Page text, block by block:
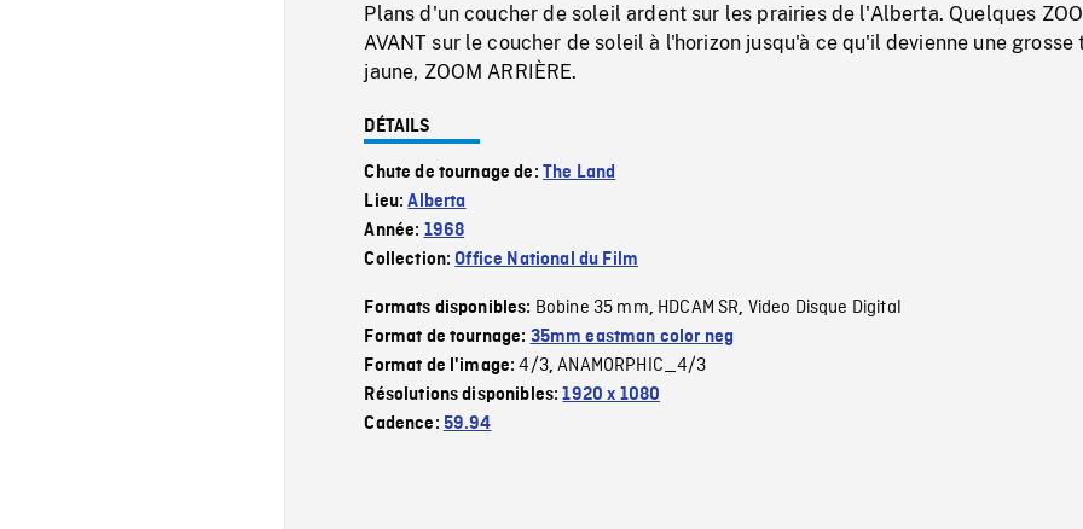
Plans d'un coucher de soleil ardent sur les prairies de l'Alberta. Quelques
AVANT sur le coucher de soleil à l'horizon jusqu'à ce qu'il devienne une grosse
jaune, ZOOM ARRIÈRE.
DÉTAILS
Chute de tournage de: The Land
Lieu:Alberta
Année: 1968
Collection:Office National du Film
Formats disponibles: Bobine 35 mm, HDCAM SR, Video Disque Digital
Format de tournage: 35mm eastman color neg
Format de l'image:4/3,ANAMORPHIC_4/3
Résolutions disponibles:1920 x 1080
Cadence: 59.94